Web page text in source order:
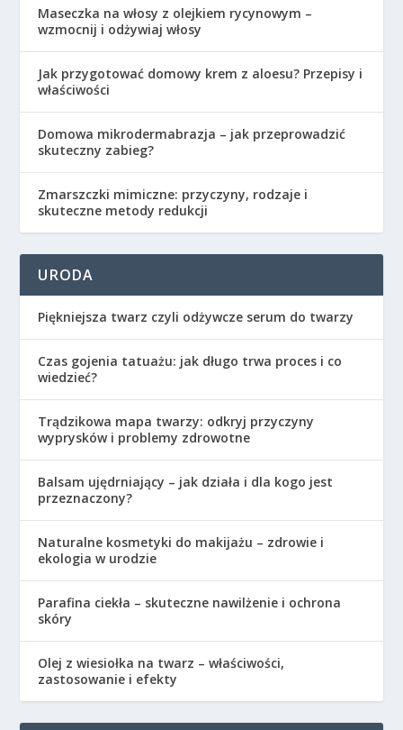
Maseczka na włosy z olejkiem rycynowym –
wzmocnij i odżywiaj włosy
Jak przygotować domowy krem z aloesu? Przepisy i
właściwości
Domowa mikrodermabrazja – jak przeprowadzić
skuteczny zabieg?
Zmarszczki mimiczne: przyczyny, rodzaje i
skuteczne metody redukcji
URODA
Piękniejsza twarz czyli odżywcze serum do twarzy
Czas gojenia tatuażu: jak długo trwa proces i co
wiedzieć?
Trądzikowa mapa twarzy: odkryj przyczyny
wyprysków i problemy zdrowotne
Balsam ujędrniający – jak działa i dla kogo jest
przeznaczony?
Naturalne kosmetyki do makijażu – zdrowie i
ekologia w urodzie
Parafina ciekła – skuteczne nawilżenie i ochrona
skóry
Olej z wiesiołka na twarz – właściwości,
zastosowanie i efekty